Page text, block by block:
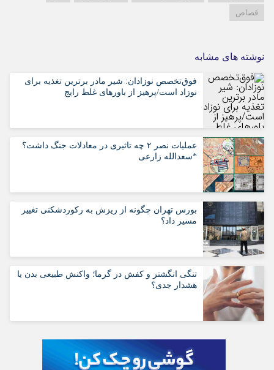
قصاص
نوشته های مشابه
فوق‌تخصص نوزادان: شیر مادر برترین تغذیه برای
نوزاد است/پرهیز از باورهای غلط رایج
عملیات نصر ۲ چه تاثیری در معادلات جنگ داشت؟
*سعدالله زارعی
بورس تهران چگونه از ریزش به رکوردشکنی تغییر
مسیر داد؟
تنگی انگشتر و کفش در گرما؛ واکنش طبیعی بدن یا
هشدار جدی؟